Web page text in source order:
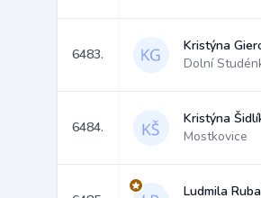
6483.
Kristýna
Dolní
6484.
Kristýna
Mostkovice
Ludmila